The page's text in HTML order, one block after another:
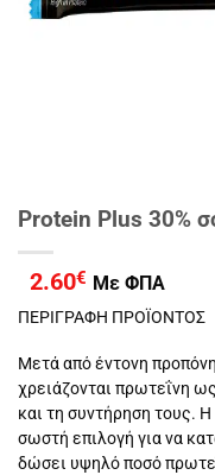
Protein Plus 30%
2.60€ Με ΦΠΑ
ΠΕΡΙΓΡΑΦΗ ΠΡΟΪΟΝΤΟΣ
Μετά από έντονη
χρειάζονται πρωτεΐνη
και τη συντήρηση τους. Η
σωστή επιλογή για να
δώσει υψηλό ποσό